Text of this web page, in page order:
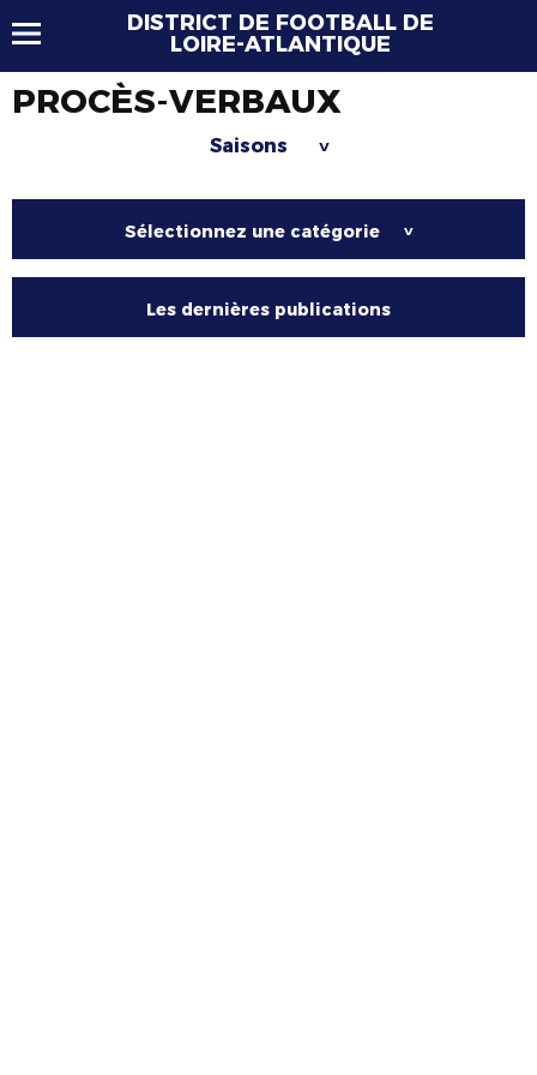
DISTRICT DE FOOTBALL DE
LOIRE-ATLANTIQUE
PROCÈS-VERBAUX
Saisons >
Sélectionnez une catégorie >
Les dernières publications